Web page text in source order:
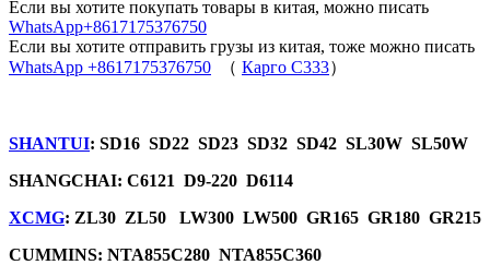
Если вы хотите покупать товары в китая, можно писать
WhatsApp+8617175376750
Если вы хотите отправить грузы из китая, тоже можно писать
WhatsApp +8617175376750 （ Карго C333）
SHANTUI: SD16 SD22 SD23 SD32 SD42 SL30W SL50W
SHANGCHAI: C6121 D9-220 D6114
XCMG: ZL30 ZL50 LW300 LW500 GR165 GR180 GR215
CUMMINS: NTA855C280 NTA855C360